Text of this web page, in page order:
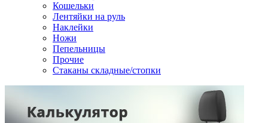
Кошельки
Лентяйки на руль
Наклейки
Ножи
Пепельницы
Прочие
Стаканы складные/стопки